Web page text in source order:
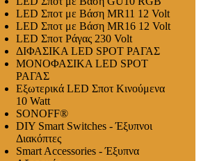
LED Σποτ με Βάση MR11 12 Volt
LED Σποτ με Βάση MR16 12 Volt
LED Σποτ Ράγας 230 Volt
ΔΙΦΑΣΙΚΑ LED SPOT ΡΑΓΑΣ
ΜΟΝΟΦΑΣΙΚΑ LED SPOT
ΡΑΓΑΣ
Εξωτερικά LED Σποτ Κινούμενα
10 Watt
SONOFF®
DIY Smart Switches - Έξυπνοι
Διακόπτες
Smart Accessories - Έξυπνα